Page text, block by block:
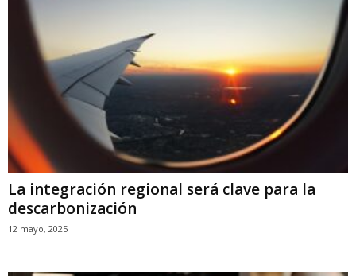
La integración regional será clave para la
descarbonización
12 mayo, 2025